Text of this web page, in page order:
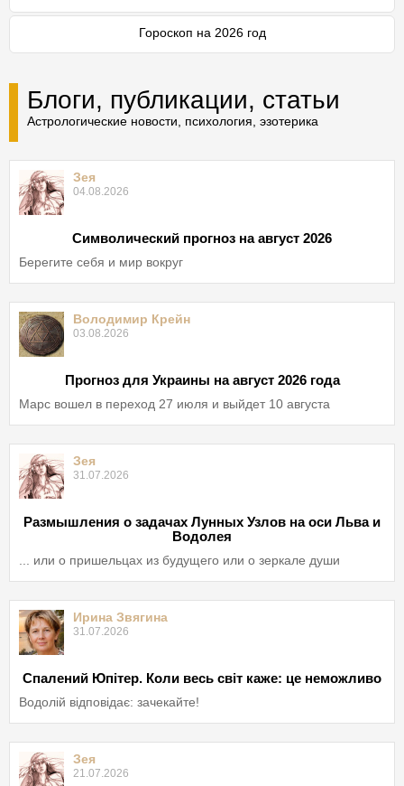
Гороскоп на 2026 год
Блоги, публикации, статьи
Астрологические новости, психология, эзотерика
Зея
04.08.2026
Символический прогноз на август 2026
Берегите себя и мир вокруг
Володимир Крейн
03.08.2026
Прогноз для Украины на август 2026 года
Марс вошел в переход 27 июля и выйдет 10 августа
Зея
31.07.2026
Размышления о задачах Лунных Узлов на оси Льва и
Водолея
... или о пришельцах из будущего или о зеркале души
Ирина Звягина
31.07.2026
Спалений Юпітер. Коли весь світ каже: це неможливо
Водолій відповідає: зачекайте!
Зея
21.07.2026